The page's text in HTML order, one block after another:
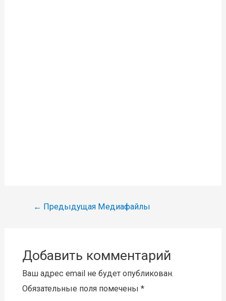
Навигация
← Предыдущая Медиафайлы
Добавить комментарий
Ваш адрес email не будет опубликован.
Обязательные поля помечены *